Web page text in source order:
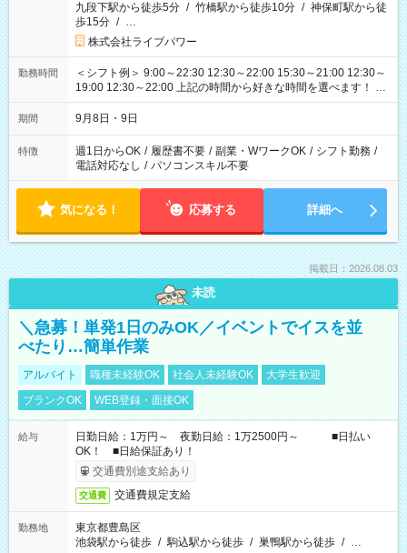
九段下駅から徒歩5分 / 竹橋駅から徒歩10分 / 神保町駅から徒
歩15分 / …
株式会社ライブパワー
勤務時間
＜シフト例＞ 9:00～22:30 12:30～22:00 15:30～21:00 12:30～
19:00 12:30～22:00 上記の時間から好きな時間を選べます！ ※
時間は変更となる可能性があります
期間 9月8日・9日
特徴 週1日からOK / 履歴書不要 / 副業・WワークOK / シフト勤務 /
電話対応なし / パソコンスキル不要
気になる！ 応募する 詳細へ
掲載日：2026.08.03
未読
＼急募！単発1日のみOK／イベントでイスを並
べたり…簡単作業
アルバイト 職種未経験OK 社会人未経験OK
大学生歓迎
ブランクOK
WEB登録・面接OK
給与
日勤日給：1万円～ 夜勤日給：1万2500円～ ■日払い
OK！ ■日給保証あり！
交通費別途支給あり
交通費 交通費規定支給
勤務地
東京都豊島区
池袋駅から徒歩 / 駒込駅から徒歩 / 巣鴨駅から徒歩 / …